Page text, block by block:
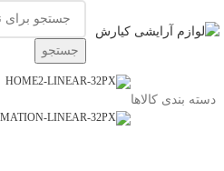
جستجو
دسته بندی کالاها